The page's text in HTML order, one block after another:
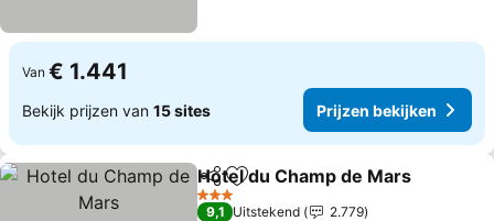
Van € 1.441
Bekijk prijzen van 15 sites Prijzen bekijken
DelenToevoegen aan favorieten
Hotel du Champ de Mars
3 Sterren
9,1 Uitstekend
2.779